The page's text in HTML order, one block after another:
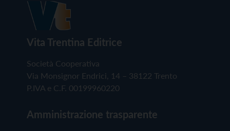
Vita Trentina Editrice
Società Cooperativa
Via Monsignor Endrici, 14 – 38122 Trento
P.IVA e C.F. 00199960220
Amministrazione trasparente